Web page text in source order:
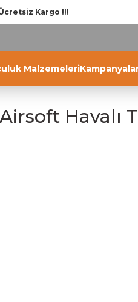
Kargo !!!
Malzemeleri
Havalı